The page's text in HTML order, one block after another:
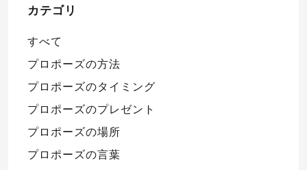
カテゴリ
すべて
プロポーズの方法
プロポーズのタイミング
プロポーズのプレゼント
プロポーズの場所
プロポーズの言葉